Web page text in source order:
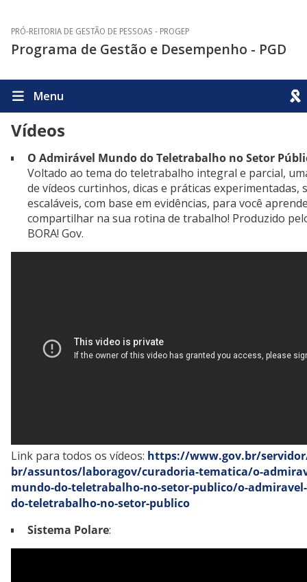
PRÓ-REITORIA DE GESTÃO DE PESSOAS - PROGEP
Programa de Gestão e Desempenho - PGD
Menu
Vídeos
O Admirável Mundo do Teletrabalho no Setor
Voltado ao tema do teletrabalho integral e parcial,
de vídeos curtinhos, dicas e práticas experimentadas,
escaláveis, com base em evidências, para você
compartilhar na sua rotina de trabalho! Produzido
BORA! Gov.
Link para todos os vídeos: https://www.gov.br/
br/assuntos/laboragov/curadoria-tematica/o-
mundo-do-teletrabalho-no-setor-publico/o-
do-teletrabalho-no-setor-publico
Sistema Polare: